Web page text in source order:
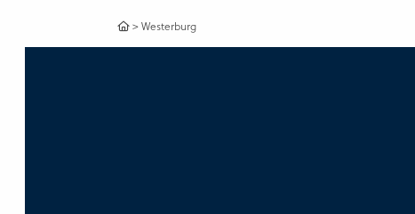
>Westerburg